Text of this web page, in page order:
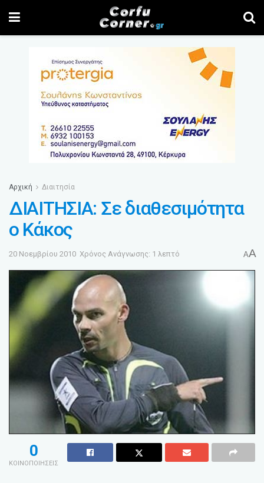
Αρχική Διαιτησία
ΔΙΑΙΤΗΣΙΑ: Σε διαθεσιμότητα
ο Κάκος
20 Νοεμβρίου 2010 Χρόνος Ανάγνωσης: 1 λεπτό AA
0
ΚΟΙΝΟΠΟΙΗΣΕΙΣ